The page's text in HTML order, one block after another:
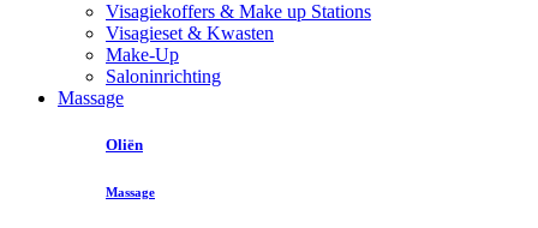
Visagiekoffers & Make up Stations
Visagieset & Kwasten
Make-Up
Saloninrichting
Massage
Oliën
Massage